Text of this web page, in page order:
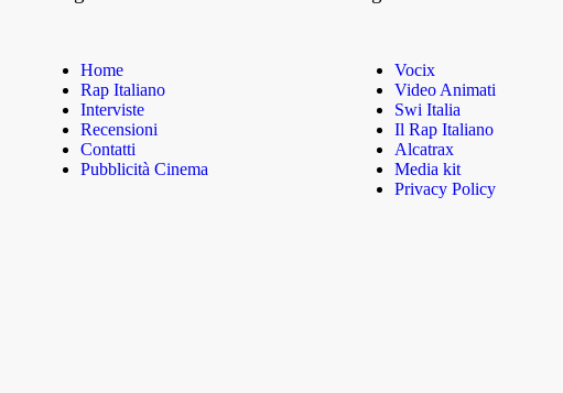
Home
Rap Italiano
Interviste
Recensioni
Contatti
Pubblicità Cinema
Vocix
Video Animati
Swi Italia
Il Rap Italiano
Alcatrax
Media kit
Privacy Policy